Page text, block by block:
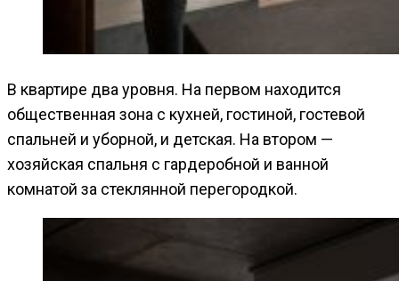
В квартире два уровня. На первом находится
общественная зона с кухней, гостиной, гостевой
спальней и уборной, и детская. На втором —
хозяйская спальня с гардеробной и ванной
комнатой за стеклянной перегородкой.